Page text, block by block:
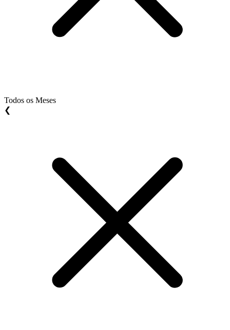
Todos os Meses
❮